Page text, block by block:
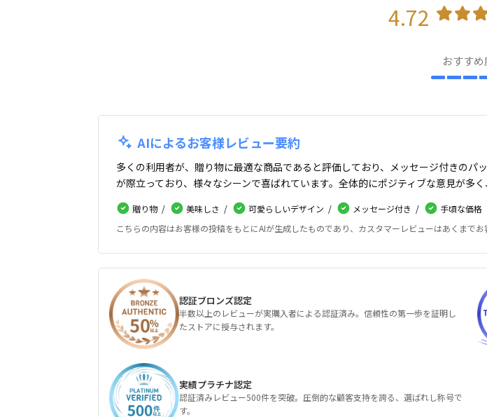
4.72
おすすめ
AIによるお客様レビュー要約
多くの利用者が、贈り物に最適な商品であると評価しており、メッセージ付きの
が際立っており、様々なシーンで喜ばれています。全体的にポジティブな意見が多
贈り物 美味しさ 可愛らしいデザイン メッセージ付き
手頃な価格
こちらの内容はお客様の投稿をもとにAIが生成したものであり、カスタマーレビューはあくまで
認証ブロンズ認定
半数以上のレビューが実購入者による認証済み。信頼性の第一歩を証明し
たストアに授与されます。
実績プラチナ認定
認証済みレビュー500件を突破。圧倒的な顧客支持を誇る、選ばれし称号で
す。